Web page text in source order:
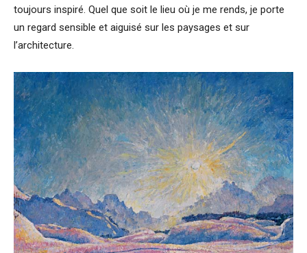
toujours inspiré. Quel que soit le lieu où je me rends, je porte
un regard sensible et aiguisé sur les paysages et sur
l’architecture.